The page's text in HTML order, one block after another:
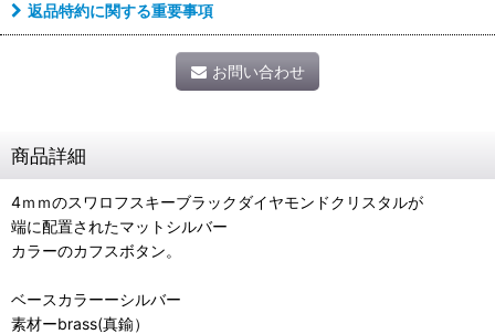
返品特約に関する重要事項
お問い合わせ
商品詳細
4ｍｍのスワロフスキーブラックダイヤモンドクリスタルが
端に配置されたマットシルバー
カラーのカフスボタン。
ベースカラーーシルバー
素材ーbrass(真鍮）